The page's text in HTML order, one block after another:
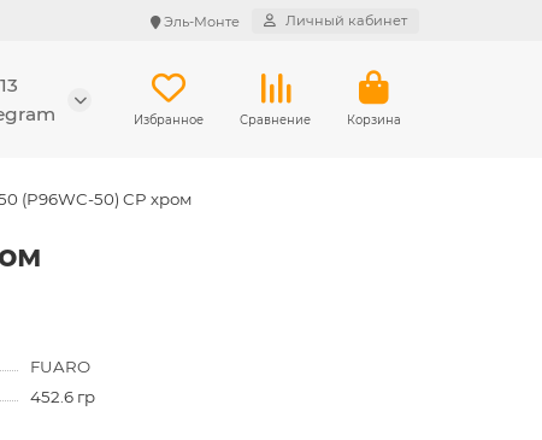
Эль-Монте Личный кабинет
Избранное Сравнение Корзина
(P96WC-50) CP хром
FUARO
452.6 гр